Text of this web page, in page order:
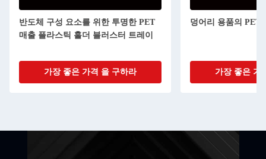
반도체 구성 요소를 위한 투명한 PET
매출 플라스틱 홀더 블러스터 트레이
가장 좋은 가격 을 구하라
덩어리 용품의 PET
가장 좋은 가